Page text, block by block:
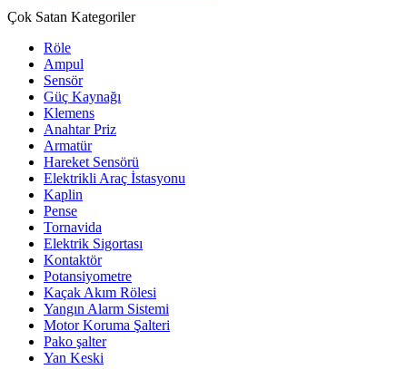
Çok Satan Kategoriler
Röle
Ampul
Sensör
Güç Kaynağı
Klemens
Anahtar Priz
Armatür
Hareket Sensörü
Elektrikli Araç İstasyonu
Kaplin
Pense
Tornavida
Elektrik Sigortası
Kontaktör
Potansiyometre
Kaçak Akım Rölesi
Yangın Alarm Sistemi
Motor Koruma Şalteri
Pako şalter
Yan Keski